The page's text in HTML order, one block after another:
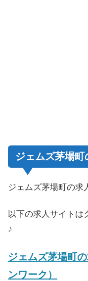
ジェムズ茅場町
ジェムズ茅場町の求
以下の求人サイトは
♪
ジェムズ茅場町
ンワーク）